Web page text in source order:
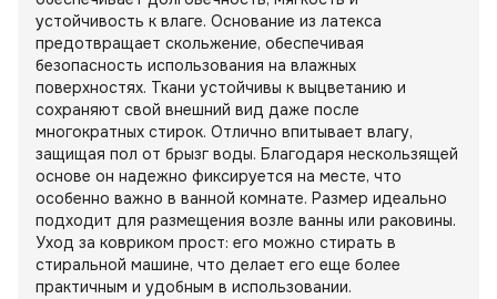
устойчивость к влаге. Основание из латекса
предотвращает скольжение, обеспечивая
безопасность использования на влажных
поверхностях. Ткани устойчивы к выцветанию и
сохраняют свой внешний вид даже после
многократных стирок. Отлично впитывает влагу,
защищая пол от брызг воды. Благодаря нескользящей
основе он надежно фиксируется на месте, что
особенно важно в ванной комнате. Размер идеально
подходит для размещения возле ванны или раковины.
Уход за ковриком прост: его можно стирать в
стиральной машине, что делает его еще более
практичным и удобным в использовании.